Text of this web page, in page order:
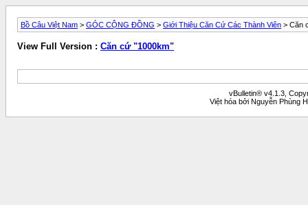
Bồ Câu Việt Nam > GÓC CỘNG ĐỒNG > Giới Thiệu Căn Cứ Các Thành Viên > Căn
View Full Version : Căn cứ "1000km"
vBulletin® v4.1.3,
Việt hóa bởi Nguyễn Phùng